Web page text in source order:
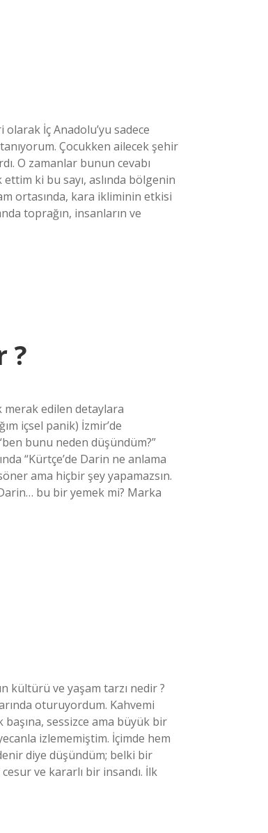
olarak İç Anadolu’yu sadece
Çocukken ailecek şehir
O zamanlar bunun cevabı
ki bu sayı, aslında bölgenin
ortasında, kara ikliminin etkisi
toprağın, insanların ve
?
merak edilen detaylara
içsel panik) İzmir’de
bunu neden düşündüm?”
“Kürtçe’de Darin ne anlama
ama hiçbir şey yapamazsın.
bu bir yemek mi? Marka
kültürü ve yaşam tarzı nedir ?
oturuyordum. Kahvemi
sessizce ama büyük bir
izlememiştim. İçimde hem
diye düşündüm; belki bir
ve kararlı bir insandı. İlk